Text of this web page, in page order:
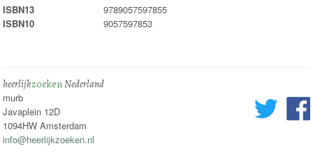
ISBN13
9789057597855
ISBN10
9057597853
heerlijkzoekenNederland
murb
Javaplein 12D
1094HW Amsterdam
info@heerlijkzoeken.nl